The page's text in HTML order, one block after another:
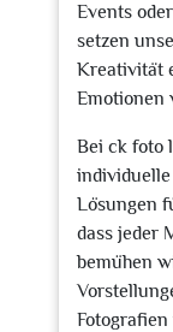
Events
setzen
Kreativität
Emotionen
Bei ck foto
Lösungen
dass jeder
bemühen